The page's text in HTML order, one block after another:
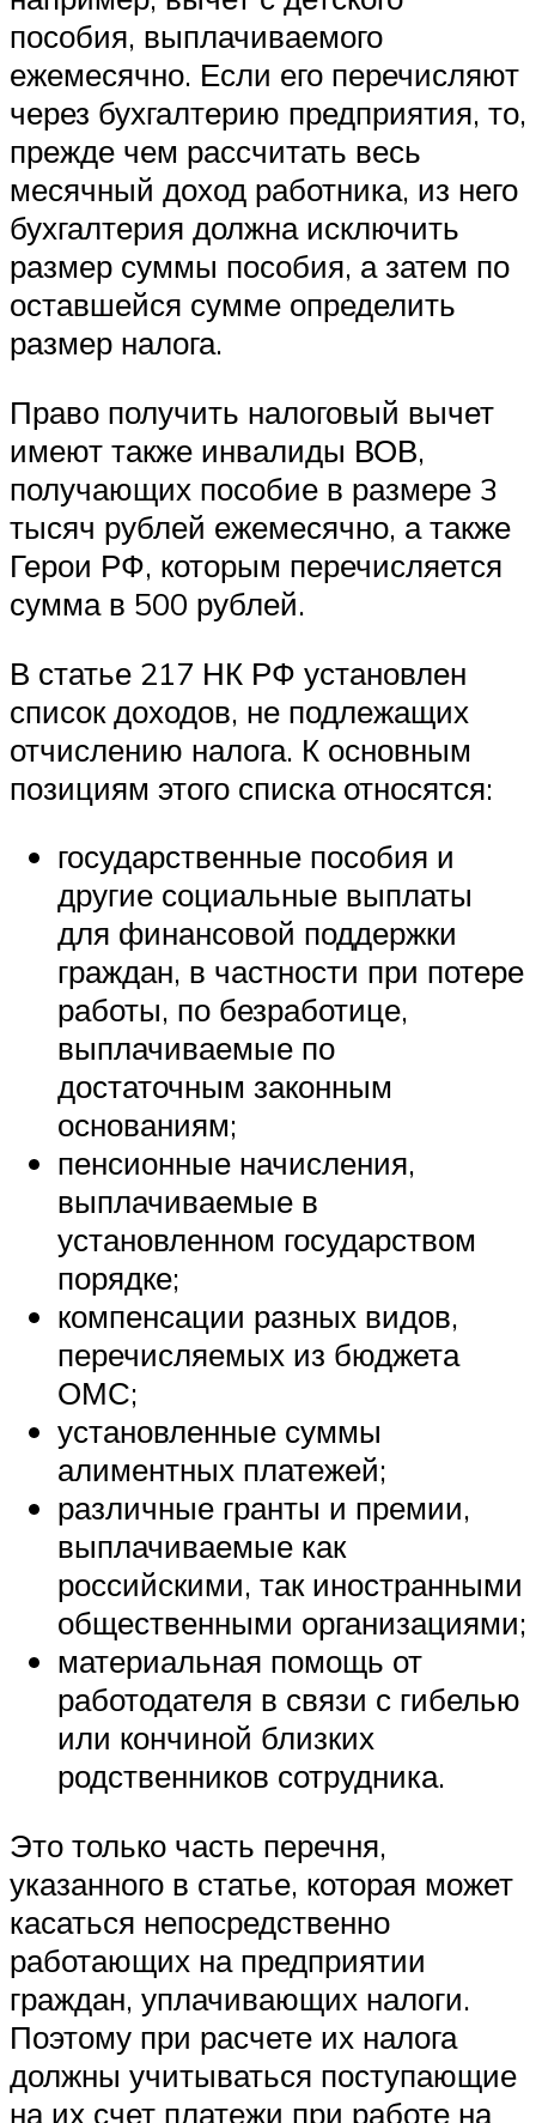
пособия, выплачиваемого
ежемесячно. Если его перечисляют
через бухгалтерию предприятия, то,
прежде чем рассчитать весь
месячный доход работника, из него
бухгалтерия должна исключить
размер суммы пособия, а затем по
оставшейся сумме определить
размер налога.
Право получить налоговый вычет
имеют также инвалиды ВОВ,
получающих пособие в размере 3
тысяч рублей ежемесячно, а также
Герои РФ, которым перечисляется
сумма в 500 рублей.
В статье 217 НК РФ установлен
список доходов, не подлежащих
отчислению налога. К основным
позициям этого списка относятся:
государственные пособия и
другие социальные выплаты
для финансовой поддержки
граждан, в частности при потере
работы, по безработице,
выплачиваемые по
достаточным законным
основаниям;
пенсионные начисления,
выплачиваемые в
установленном государством
порядке;
компенсации разных видов,
перечисляемых из бюджета
ОМС;
установленные суммы
алиментных платежей;
различные гранты и премии,
выплачиваемые как
российскими, так иностранными
общественными организациями;
материальная помощь от
работодателя в связи с гибелью
или кончиной близких
родственников сотрудника.
Это только часть перечня,
указанного в статье, которая может
касаться непосредственно
работающих на предприятии
граждан, уплачивающих налоги.
Поэтому при расчете их налога
должны учитываться поступающие
на их счет платежи при работе на